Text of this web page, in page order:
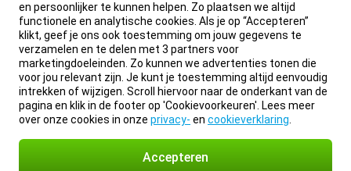
en persoonlijker te kunnen helpen. Zo plaatsen we altijd
functionele en analytische cookies. Als je op “Accepteren”
klikt, geef je ons ook toestemming om jouw gegevens te
verzamelen en te delen met 3 partners voor
marketingdoeleinden. Zo kunnen we advertenties tonen die
voor jou relevant zijn. Je kunt je toestemming altijd eenvoudig
intrekken of wijzigen. Scroll hiervoor naar de onderkant van de
pagina en klik in de footer op 'Cookievoorkeuren'. Lees meer
over onze cookies in onze privacy- en cookieverklaring
Accepteren